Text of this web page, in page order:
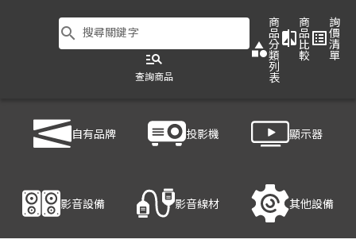
search 搜尋關鍵字
manage_search
查詢商品
category
商
品
分
類
列
表
compare
商
品
比
較
list_alt
詢
價
清
單
自有品牌 投影機 顯示器
影音設備 影音線材 其他設備
HANWELL 捍衛科技 PSN-100